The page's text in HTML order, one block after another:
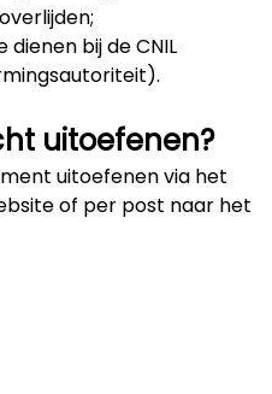
bij de CNIL
uitoefenen?
uitoefenen via het
of per post naar het